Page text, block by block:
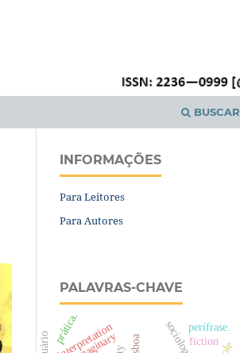
BUSCAR
INFORMAÇÕES
Para Leitores
Para Autores
PALAVRAS-CHAVE
imaginary lisboa
interpretation fiction
prática. perífrase.